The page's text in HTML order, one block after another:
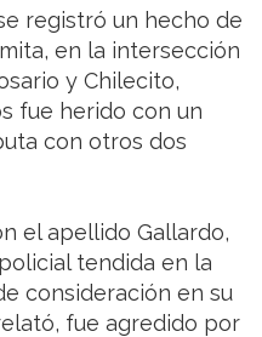
registró un hecho de
en la intersección
y Chilecito,
fue herido con un
con otros dos
el apellido Gallardo,
tendida en la
consideración en su
fue agredido por